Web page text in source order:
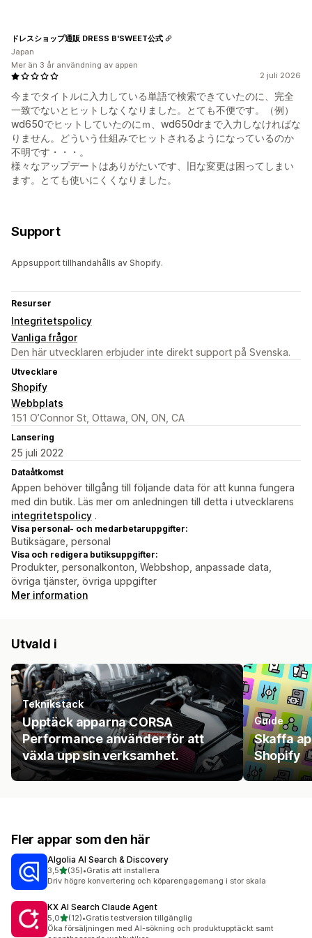
2 juli 2026
今までタイトルに入力している単語で検索できていたのに、完全
一致でないとヒットしなくなりました。とても不便です。（例）
wd650でヒットしていたのにｍ、wd650drまで入力しなければな
りません。どういう仕組みでヒットされるようになっているのか
不明です・・・。
様々なアップデートはありがたいです、旧な変更は困ってしまい
ます。とても使いにくくなりました。
ドレスショップ通販 DRESS B'SWEET公式
Japan
Mer än 3 år användning av appen
Support
Appsupport tillhandahålls av Shopify.
Resurser
Integritetspolicy
Vanliga frågor
Den här utvecklaren erbjuder inte direkt support på Svenska.
Utvecklare
Shopify
Webbplats
151 O’Connor St, Ottawa, ON, ON, CA
Lansering
25 juli 2022
Dataåtkomst
Appen behöver tillgång till följande data för att kunna fungera
med din butik. Läs mer om anledningen till detta i utvecklarens
integritetspolicy .
Visa personal- och medarbetaruppgifter:
Butiksägare, personal
Visa och redigera butiksuppgifter:
Produkter, personalkonton, Webbshop, anpassade data,
övriga tjänster, övriga uppgifter
Mer information
Utvald i
Teknikstack
Upptäck apparna CORSA
Performance använder för att
växla upp sin verksamhet.
Guide
Skaffa
Shopify
Fler appar som den här
Algolia AI Search & Discovery
3,5av 5 stjärnor
(35)
35 recensioner totalt
•Gratis att installera
Driv högre konvertering och köparengagemang i stor skala
KX AI Search Claude Agent
5,0av 5 stjärnor
(12)
12 recensioner totalt
•Gratis testversion tillgänglig
Öka försäljningen med AI-sökning och produktupptäckt samt